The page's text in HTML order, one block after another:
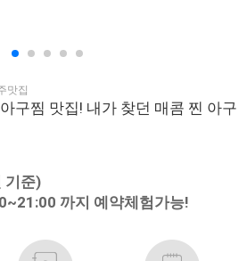
맛집
구찜 맛집! 내가 찾던 매콤 찐 아구
기준)
까지 예약체험가능!